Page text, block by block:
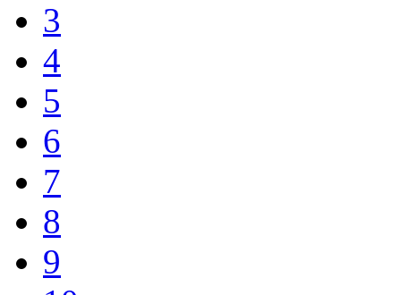
3
4
5
6
7
8
9